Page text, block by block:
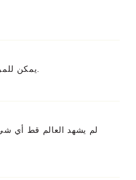
لم يشهد العالم قط أي